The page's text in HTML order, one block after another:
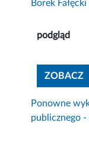
Borek
podgląd
ZOBACZ
Ponowne
publicznego -